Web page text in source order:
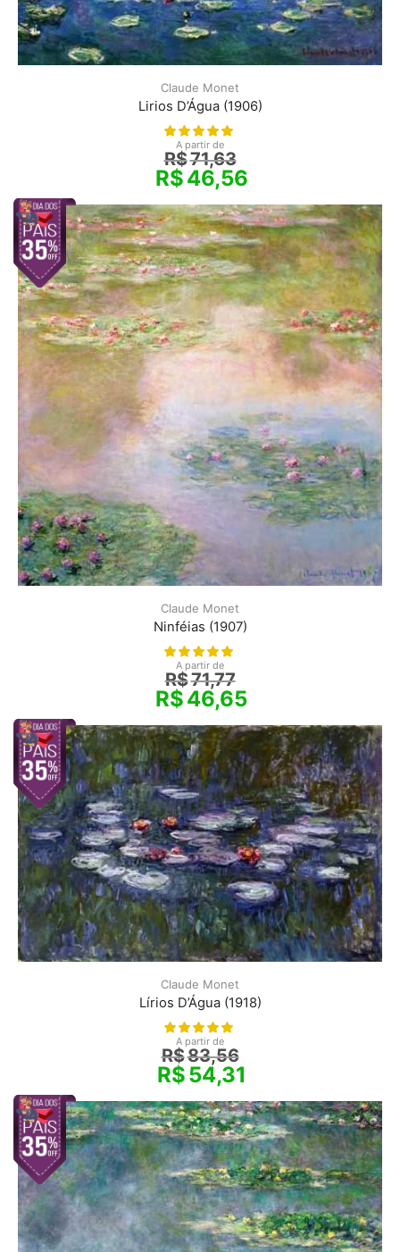
Claude Monet
Lirios D’Água (1906)
A partir de
R$71,63
R$46,56
Claude Monet
Ninféias (1907)
A partir de
R$71,77
R$46,65
Claude Monet
Lírios D’Água (1918)
A partir de
R$83,56
R$54,31